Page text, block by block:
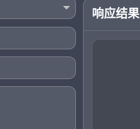
响应结果